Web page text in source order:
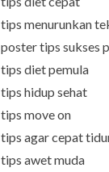
tips menurunkan
poster tips sukses
tips diet pemula
tips hidup sehat
tips move on
tips agar cepat
tips awet muda